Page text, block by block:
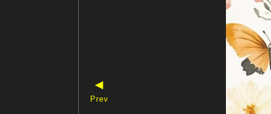
◀
Prev